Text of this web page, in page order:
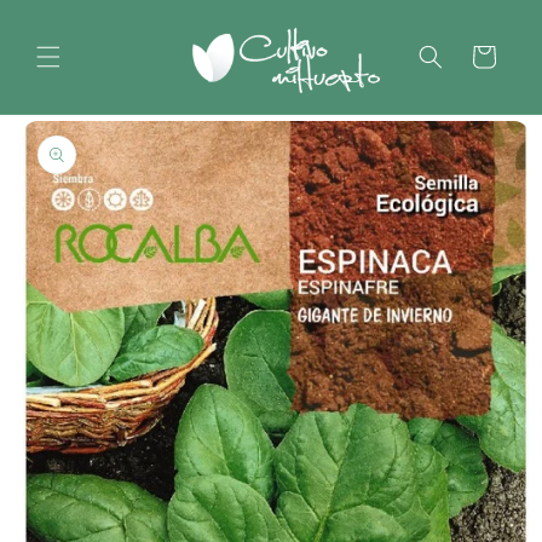
conteúdo
Carrinho
a
informação
do produto